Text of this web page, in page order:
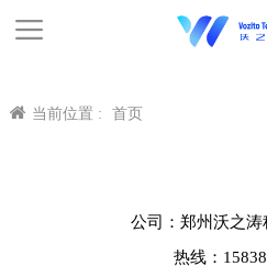
当前位置 : 首页
公司：郑州沃之涛
热线：